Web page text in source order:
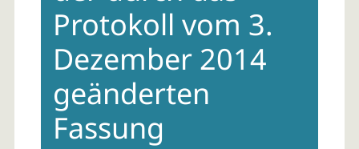
Protokoll vom 3.
Dezember 2014
geänderten
Fassung